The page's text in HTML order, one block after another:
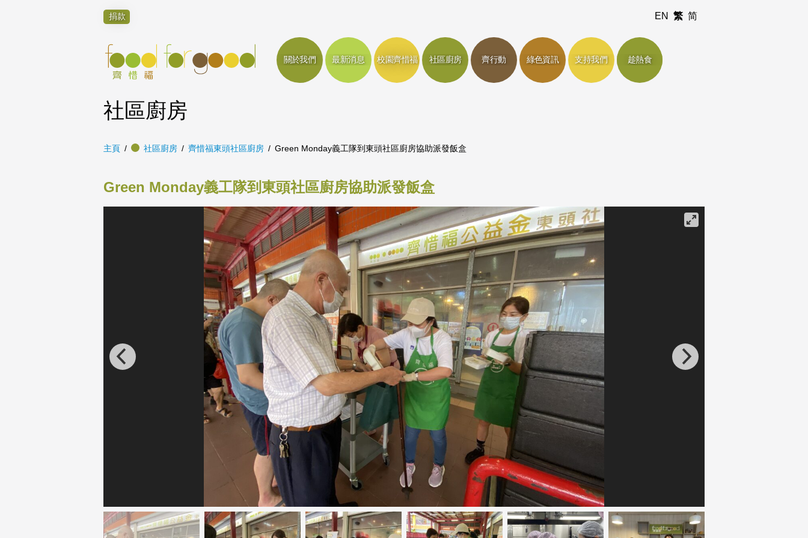
捐款 EN 繁 简
關於我們 最新消息 校園齊惜福 社區廚房 齊行動 綠色資訊 支持我們 趁熱食
社區廚房
主頁 社區廚房 齊惜福東頭社區廚房 Green Monday義工隊到東頭社區廚房協助派發飯盒
Green Monday義工隊到東頭社區廚房協助派發飯盒